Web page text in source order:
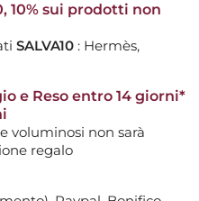
10% sui prodotti non
SALVA10 : Hermès,
e Reso entro 14 giorni*
voluminosi non sarà
regalo